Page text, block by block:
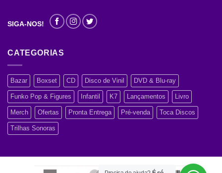
SIGA-NOS!
CATEGORIAS
Bazar Boxset CD Disco de Vinil DVD & Blu-ray
Funko Pop & Figures Infantil K7 Lançamentos Livro
Merch Ofertas Pronta Entrega Pré-venda Toca Discos
Trilhas Sonoras